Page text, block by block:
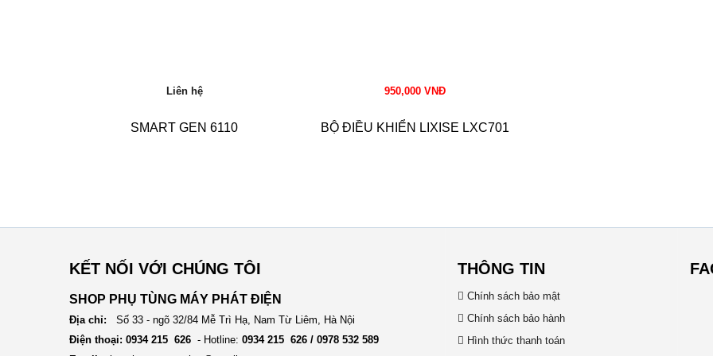
Liên hệ
SMART GEN 6110
950,000 VNĐ
BỘ ĐIỀU KHIỂN LIXISE LXC701
KẾT NỐI VỚI CHÚNG TÔI
SHOP PHỤ TÙNG MÁY PHÁT ĐIỆN
Địa chỉ: Số 33 - ngõ 32/84 Mễ Trì Hạ, Nam Từ Liêm, Hà Nội
Điện thoại: 0934 215 626 - Hotline: 0934 215 626 / 0978 532 589
THÔNG TIN
Chính sách bảo mật
Chính sách bảo hành
Hình thức thanh toán